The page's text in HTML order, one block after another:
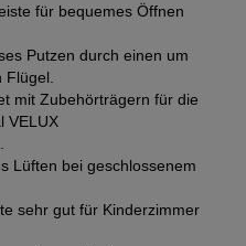
für bequemes Öffnen
Putzen durch einen um
mit Zubehörträgern für die
VELUX
Lüften bei geschlossenem
sehr gut für Kinderzimmer